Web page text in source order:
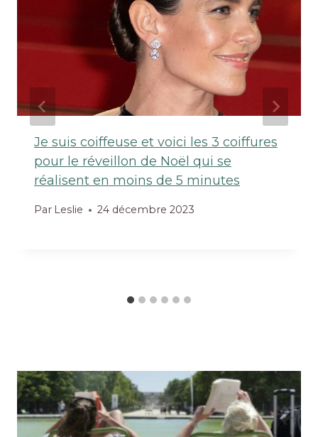
Je suis coiffeuse et voici les 3 coiffures
pour le réveillon de Noël qui se
réalisent en moins de 5 minutes
Par Leslie 24 décembre 2023